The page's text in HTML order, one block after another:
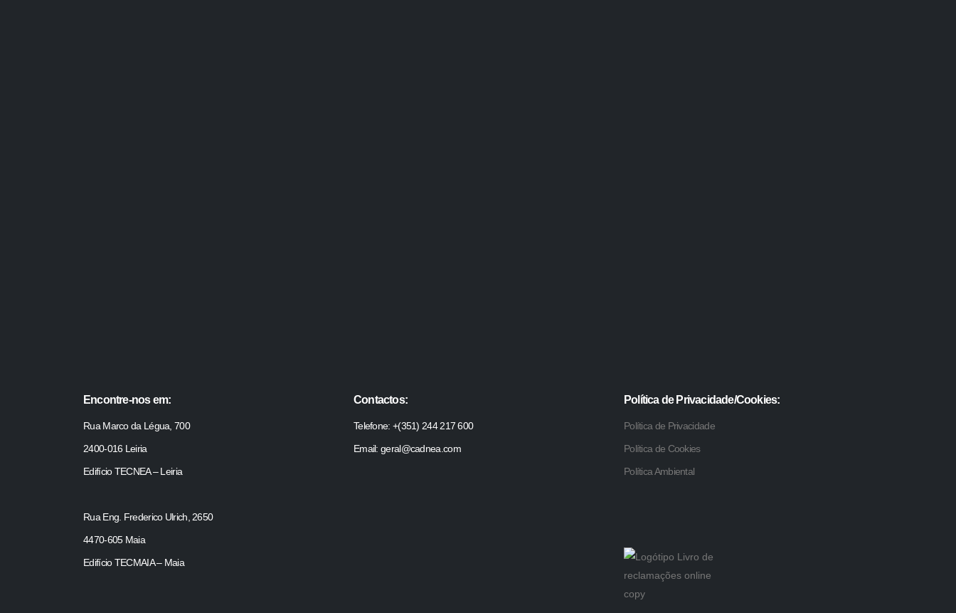
Encontre-nos em:
Rua Marco da Légua, 700
2400-016 Leiria
Edifício TECNEA – Leiria
Rua Eng. Frederico Ulrich, 2650
4470-605 Maia
Edifício TECMAIA – Maia
Contactos:
Telefone: +(351) 244 217 600
Email: geral@cadnea.com
Política de Privacidade/Cookies:
Política de Privacidade
Política de Cookies
Política Ambiental